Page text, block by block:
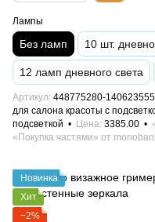
Лампы
Без ламп 10 шт.
12 ламп дневного света
Артикул 448775280-
для салона красоты с
подсветкой
Цена 3385.00
«Покупка частями» от
Новинка
Хит
−2%